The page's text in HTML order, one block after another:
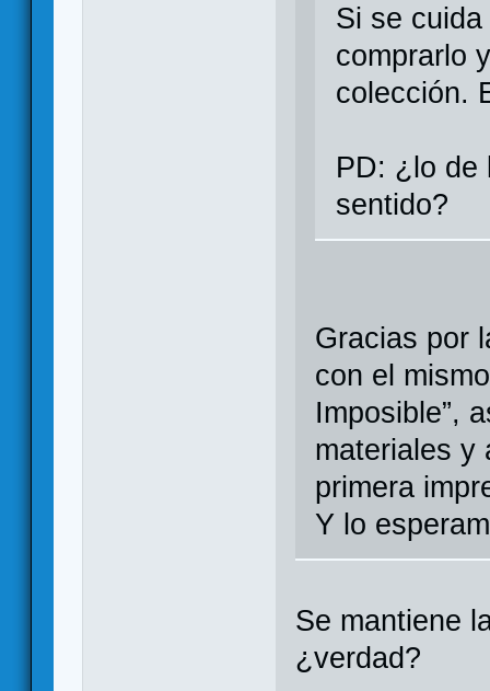
Si se
comprarlo
colección.
PD: ¿lo de
sentido?
Gracias por
con el
Imposible”,
materiales y
primera
Y lo
Se mantiene
¿verdad?